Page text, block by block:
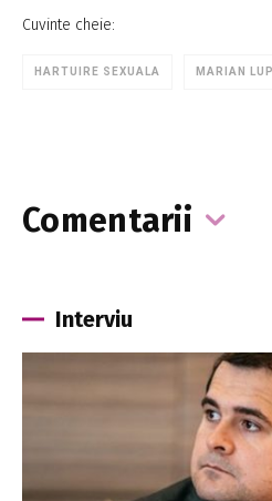
Cuvinte cheie:
HARTUIRE SEXUALA MARIAN
Comentarii
Interviu